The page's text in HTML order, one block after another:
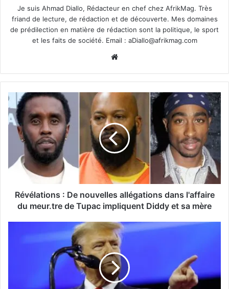
Je suis Ahmad Diallo, Rédacteur en chef chez AfrikMag. Très
friand de lecture, de rédaction et de découverte. Mes domaines
de prédilection en matière de rédaction sont la politique, le sport
et les faits de société. Email : aDiallo@afrikmag.com
Révélations : De nouvelles allégations dans l'affaire
du meur.tre de Tupac impliquent Diddy et sa mère